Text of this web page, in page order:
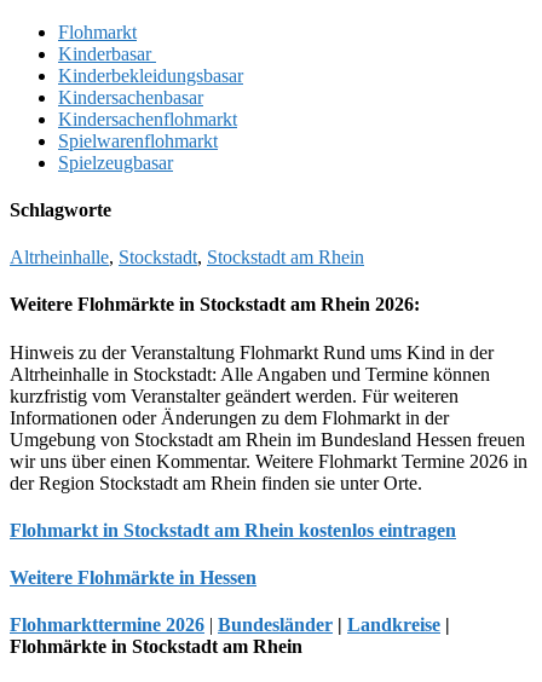
Flohmarkt
Kinderbasar
Kinderbekleidungsbasar
Kindersachenbasar
Kindersachenflohmarkt
Spielwarenflohmarkt
Spielzeugbasar
Schlagworte
Altrheinhalle, Stockstadt, Stockstadt am Rhein
Weitere Flohmärkte in Stockstadt am Rhein 2026:
Hinweis zu der Veranstaltung Flohmarkt Rund ums Kind in der
Altrheinhalle in Stockstadt: Alle Angaben und Termine können
kurzfristig vom Veranstalter geändert werden. Für weiteren
Informationen oder Änderungen zu dem Flohmarkt in der
Umgebung von Stockstadt am Rhein im Bundesland Hessen freuen
wir uns über einen Kommentar. Weitere Flohmarkt Termine 2026 in
der Region Stockstadt am Rhein finden sie unter Orte.
Flohmarkt in Stockstadt am Rhein kostenlos eintragen
Weitere Flohmärkte in Hessen
Flohmarkttermine 2026 | Bundesländer | Landkreise |
Flohmärkte in Stockstadt am Rhein